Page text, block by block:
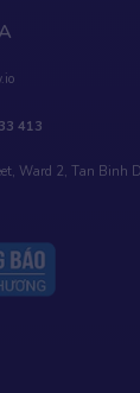
413
Ward 2, Tan Binh